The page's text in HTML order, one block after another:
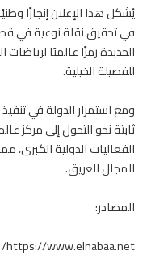
يُشكل هذا الإعلان إنجازًا
في تحقيق نقلة نوعية في
الجديدة رمزًا عالميًا لرياضات
للفصيلة الخيلية.
ومع استمرار الدولة في
ثابتة نحو التحول إلى مركز
الفعاليات الدولية الكبرى،
المجال العريق.
المصادر:
https://www.elnabaa.net/